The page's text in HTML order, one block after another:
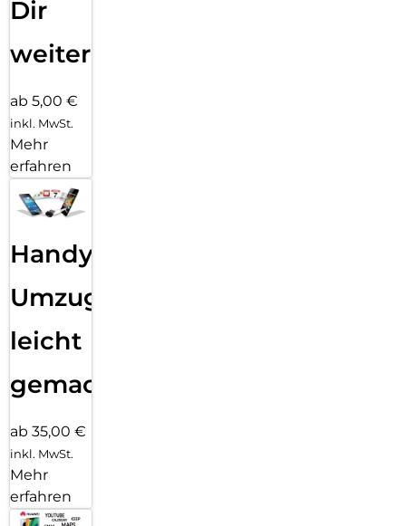
Dir
weiter
ab 5,00 €
inkl. MwSt.
Mehr
erfahren
Handy
Umzug
leicht
gemacht!
ab 35,00 €
inkl. MwSt.
Mehr
erfahren